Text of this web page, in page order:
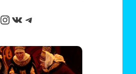
Instagram
ВКонтакте
Telegram